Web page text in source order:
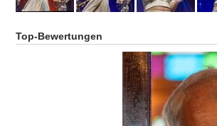
Top-Bewertungen